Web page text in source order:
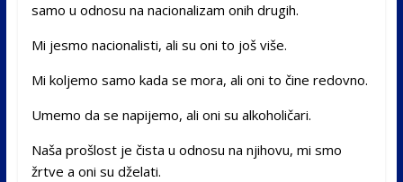
samo u odnosu na nacionalizam onih drugih.
Mi jesmo nacionalisti, ali su oni to još više.
Mi koljemo samo kada se mora, ali oni to čine redovno.
Umemo da se napijemo, ali oni su alkoholičari.
Naša prošlost je čista u odnosu na njihovu, mi smo
žrtve a oni su dželati.